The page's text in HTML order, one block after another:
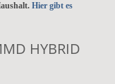
Hier gibt es
HYBRID